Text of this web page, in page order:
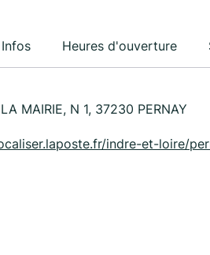
Infos Heures d'ouverture
MAIRIE, N 1, 37230 PERNAY
indre-et-loire/